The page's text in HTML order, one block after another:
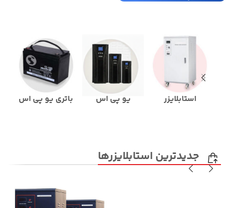
استابلایزر یو پی اس باتری یو پی اس
جدیدترین استابلایزرها